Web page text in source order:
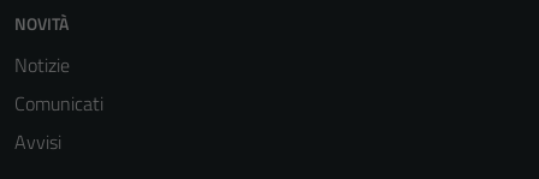
NOVITÀ
Notizie
Comunicati
Avvisi